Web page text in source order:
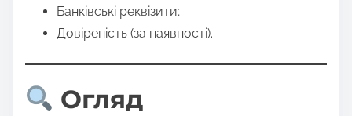
Банківські реквізити;
Довіреність (за наявності).
Огляд